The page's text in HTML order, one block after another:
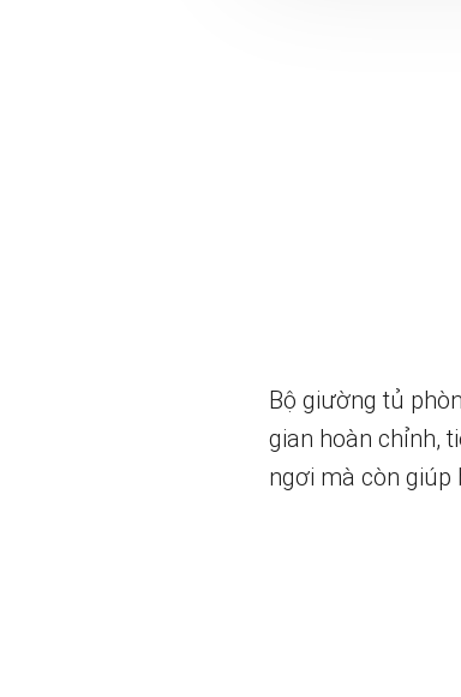
Bộ giường tủ
gian hoàn chỉnh,
ngơi mà còn giúp